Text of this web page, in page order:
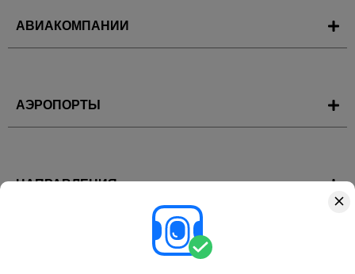
АВИАКОМПАНИИ
АЭРОПОРТЫ
НАПРАВЛЕНИЯ